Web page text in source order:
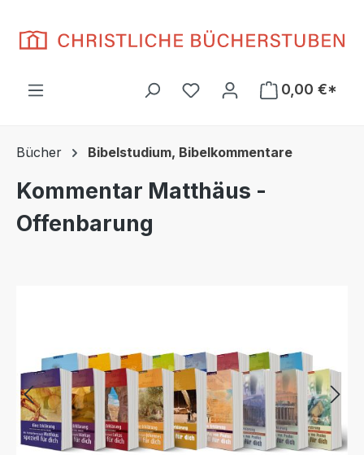
Du hast 0 Produkte auf
0,00 €*
Bücher Bibelstudium, Bibelkommentare
Kommentar Matthäus -
Offenbarung